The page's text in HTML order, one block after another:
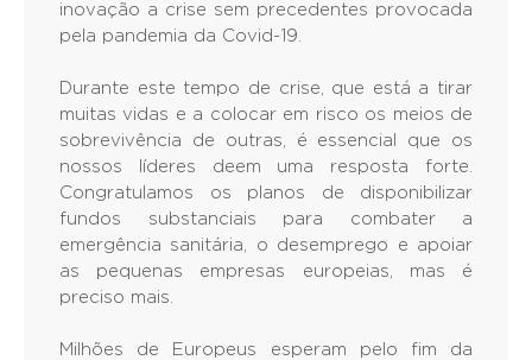
inovação a crise sem precedentes provocada
pela pandemia da Covid-19.
Durante este tempo de crise, que está a tirar
muitas vidas e a colocar em risco os meios de
sobrevivência de outras, é essencial que os
nossos líderes deem uma resposta forte.
Congratulamos os planos de disponibilizar
fundos substanciais para combater a
emergência sanitária, o desemprego e apoiar
as pequenas empresas europeias, mas é
preciso mais.
Milhões de Europeus esperam pelo fim da